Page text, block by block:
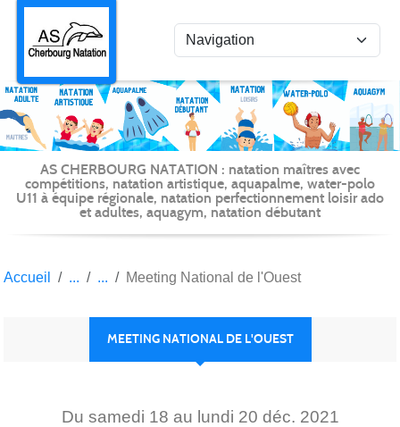
AS CHERBOURG NATATION : natation maîtres avec
compétitions, natation artistique, aquapalme, water-polo
U11 à équipe régionale, natation perfectionnement loisir ado
et adultes, aquagym, natation débutant
Accueil Meeting National de l'Ouest
MEETING NATIONAL DE L'OUEST
Du samedi 18 au lundi 20 déc. 2021
Panneau de gestion des cookies